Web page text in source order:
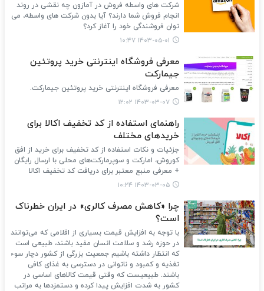
شرکت های واسطه فروش در آمازون چه نقشی در روند
انجام فروش شما دارند؟ آیا بدون شرکت های واسطه، می
توان فروشندگی خود را آغاز کرد؟
۱۴۰۳-۰۵-۰۱ ۱۰:۴۷
معرفی فروشگاه اینترنتی خرید پروتئین
جیمارکت
معرفی فروشگاه اینترنتی خرید پروتئین جیمارکت.
۱۴۰۳-۰۳-۰۷ ۱۲:۰۲
راهنمای استفاده از کد تخفیف اکالا برای
خریدهای مختلف
جزئیات و نکات استفاده از کد تخفیف برای خرید از افق
کوروش، امارکت و سوپرمارکت‌های محلی با ارسال رایگان
+ معرفی منبع معتبر برای دریافت کد تخفیف اکالا
۱۴۰۳-۰۳-۰۵ ۱۰:۲۴
چرا «کاهش مصرف کالری» در ایران خطرناک
است؟
با توجه به افزایش قیمت بسیاری از اقلامی که می‌توانند
در حوزه رشد و سلامت انسان مفید باشند، طبیعی است
که انتظار داشته باشیم جمعیت بزرگی از کشور دچار سوء
تغذیه و کمبود و ناتوانی در دسترسی به غذای کافی
باشند. طبیعیست که وقتی قیمت کالاهای اساسی در
کشور به شدت افزایش پیدا کرده و دستمزدها به مراتب